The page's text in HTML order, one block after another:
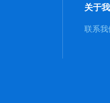
关于
联系我